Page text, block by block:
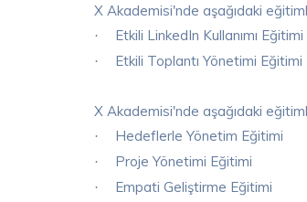
X Akademisi'nde aşağıdaki
· Etkili LinkedIn Kullanımı Eğitimi
· Etkili Toplantı Yönetimi Eğitimi
X Akademisi'nde aşağıdaki
· Hedeflerle Yönetim Eğitimi
· Proje Yönetimi Eğitimi
· Empati Geliştirme Eğitimi